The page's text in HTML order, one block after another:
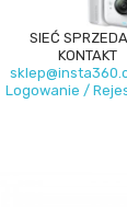
SIEĆ
KONTAKT
Logowanie /